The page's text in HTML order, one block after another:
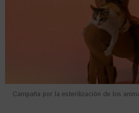
Campaña por la esterilización de los